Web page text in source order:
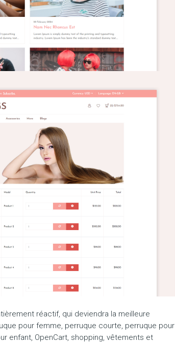
réactif, qui deviendra la meilleure
pour femme, perruque courte, perruque pour
enfant, OpenCart, shopping, vêtements et